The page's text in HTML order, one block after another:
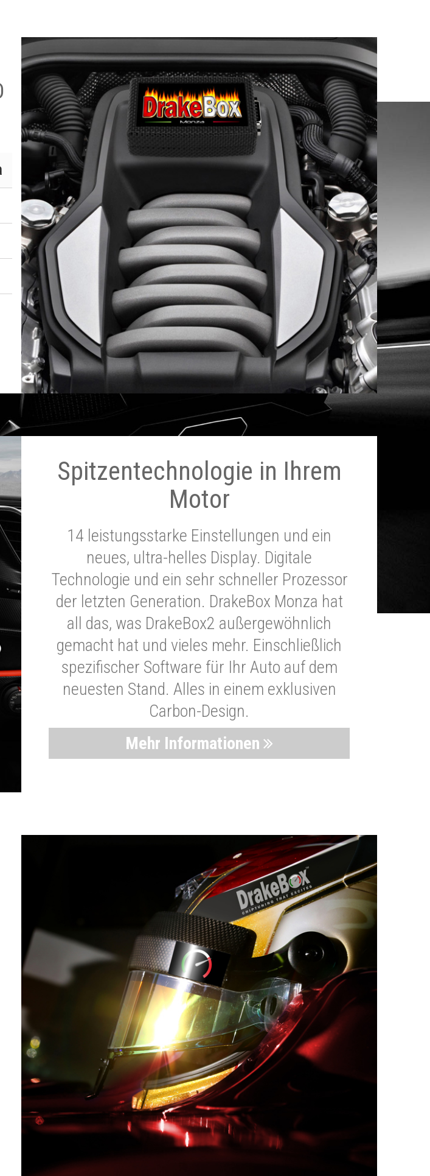
Spitzentechnologie in Ihrem
Motor
14 leistungsstarke Einstellungen und ein
neues, ultra-helles Display. Digitale
Technologie und ein sehr schneller Prozessor
der letzten Generation. DrakeBox Monza hat
all das, was DrakeBox2 außergewöhnlich
gemacht hat und vieles mehr. Einschließlich
spezifischer Software für Ihr Auto auf dem
neuesten Stand. Alles in einem exklusiven
Carbon-Design.
Mehr Informationen